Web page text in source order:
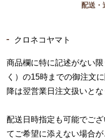
配送・
クロネコヤマト
商品欄に特に記述がない
く）の15時までの御注文
降は翌営業日注文扱いと
配送日時指定も可能でご
てご希望に添えない場合が